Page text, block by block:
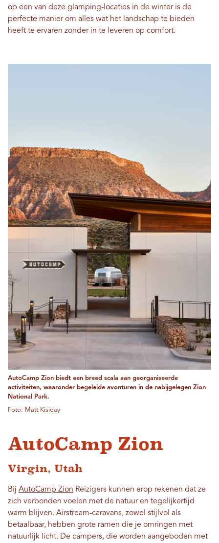
op een van deze glamping-locaties in de winter is de
perfecte manier om alles wat het landschap te bieden
heeft te ervaren zonder in te leveren op comfort.
AutoCamp Zion biedt een breed scala aan georganiseerde
activiteiten, waaronder begeleide avonturen in de nabijgelegen Zion
National Park.
Foto: Matt Kisiday
AutoCamp Zion
Virgin, Utah
Bij AutoCamp Zion Reizigers kunnen erop rekenen dat ze
zich verbonden voelen met de natuur en tegelijkertijd
warm blijven. Airstream-caravans, zowel stijlvol als
betaalbaar, hebben grote ramen die je omringen met
natuurlijk licht. De campers, die worden aangeboden met